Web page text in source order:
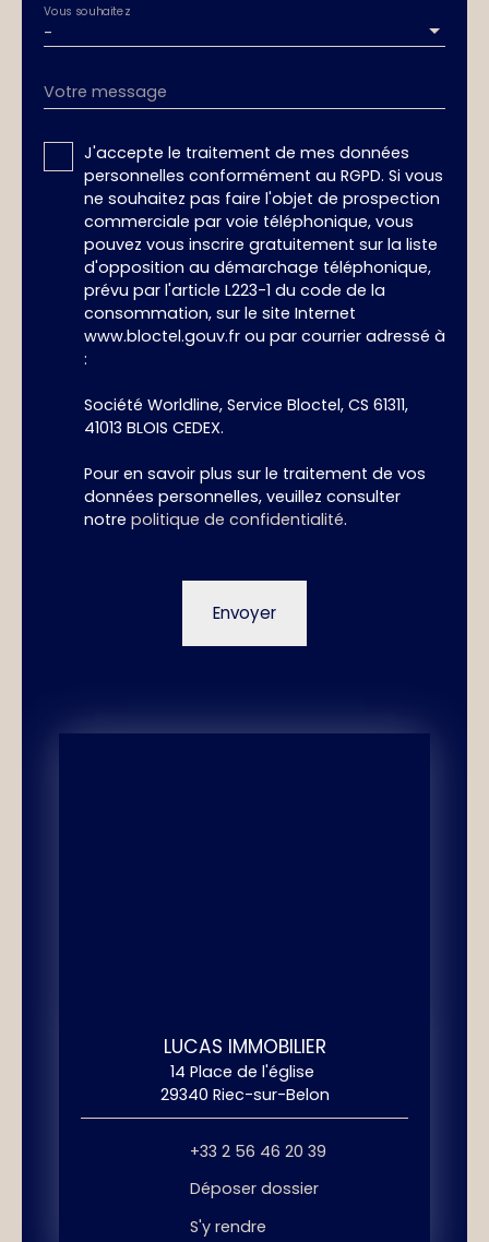
-
Vous souhaitez
Votre message
J'accepte le traitement de mes données
personnelles conformément au RGPD. Si vous
ne souhaitez pas faire l'objet de prospection
commerciale par voie téléphonique, vous
pouvez vous inscrire gratuitement sur la liste
d'opposition au démarchage téléphonique,
prévu par l'article L223-1 du code de la
consommation, sur le site Internet
www.bloctel.gouv.fr ou par courrier adressé à
:
Société Worldline, Service Bloctel, CS 61311,
41013 BLOIS CEDEX.
Pour en savoir plus sur le traitement de vos
données personnelles, veuillez consulter
notre politique de confidentialité.
Envoyer
LUCAS IMMOBILIER
14 Place de l'église
29340 Riec-sur-Belon
+33 2 56 46 20 39
Déposer dossier
S'y rendre